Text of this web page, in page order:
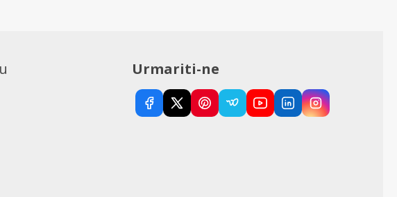
Urmariti-ne